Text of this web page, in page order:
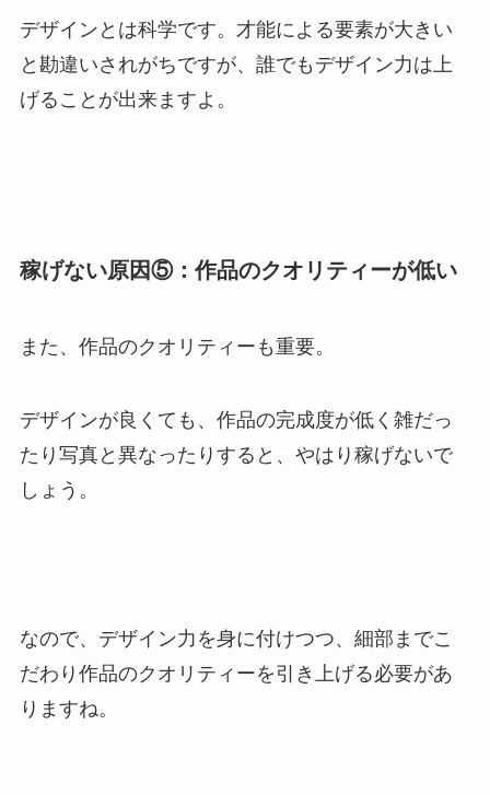
デザインとは科学です。才能による要素が大きい
と勘違いされがちですが、誰でもデザイン力は上
げることが出来ますよ。
稼げない原因⑤：作品のクオリティーが低い
また、作品のクオリティーも重要。
デザインが良くても、作品の完成度が低く雑だっ
たり写真と異なったりすると、やはり稼げないで
しょう。
なので、デザイン力を身に付けつつ、細部までこ
だわり作品のクオリティーを引き上げる必要があ
りますね。